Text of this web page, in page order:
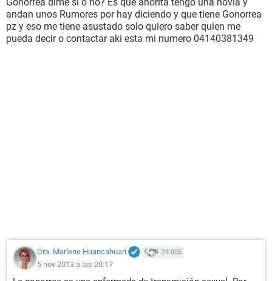
andan unos Rumores por hay diciendo y que tiene Gonorrea
pz y eso me tiene asustado solo quiero saber quien me
pueda decir o contactar aki esta mi numero 04140381349
Dra. Marlene Huancahuari 29.005
5 nov 2013 a las 20:17